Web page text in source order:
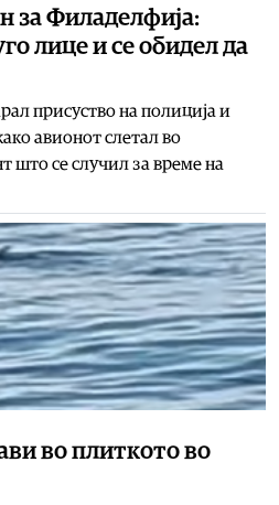
за Филаделфија:
лице и се обидел да
присуство на полиција и
авионот слетал во
што се случил за време на
во плиткото во